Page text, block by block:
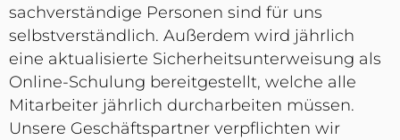
sachverständige Personen sind für uns
selbstverständlich. Außerdem wird jährlich
eine aktualisierte Sicherheitsunterweisung als
Online-Schulung bereitgestellt, welche alle
Mitarbeiter jährlich durcharbeiten müssen.
Unsere Geschäftspartner verpflichten wir